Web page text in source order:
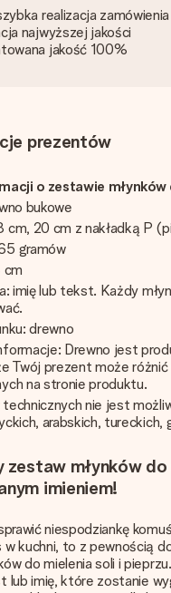
realizacja zamówienia
najwyższej jakości
jakość 100%
prezentów
o zestawie młynków
bukowe
cm, 20 cm z nakładką P
gramów
cm
imię lub tekst. Każdy
drewno
Drewno jest
Twój prezent może
na stronie produktu.
nie jest
arabskich, tureckich,
zestaw młynków do
imieniem!
niespodziankę
w kuchni, to z pewnością
do mielenia soli i
lub imię, które zostanie